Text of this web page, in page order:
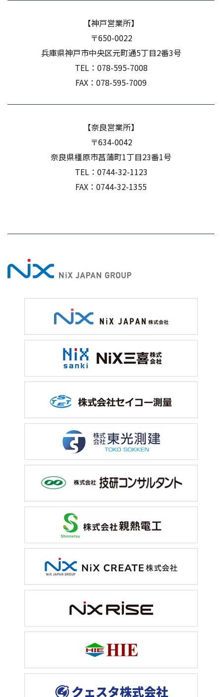
【神戸営業所】
〒650-0022
兵庫県神戸市中央区元町通5丁目2番3号
TEL： 078-595-7008
FAX：078-595-7009
【奈良営業所】
〒634-0042
奈良県橿原市菖蒲町1丁目23番1号
TEL： 0744-32-1123
FAX：0744-32-1355